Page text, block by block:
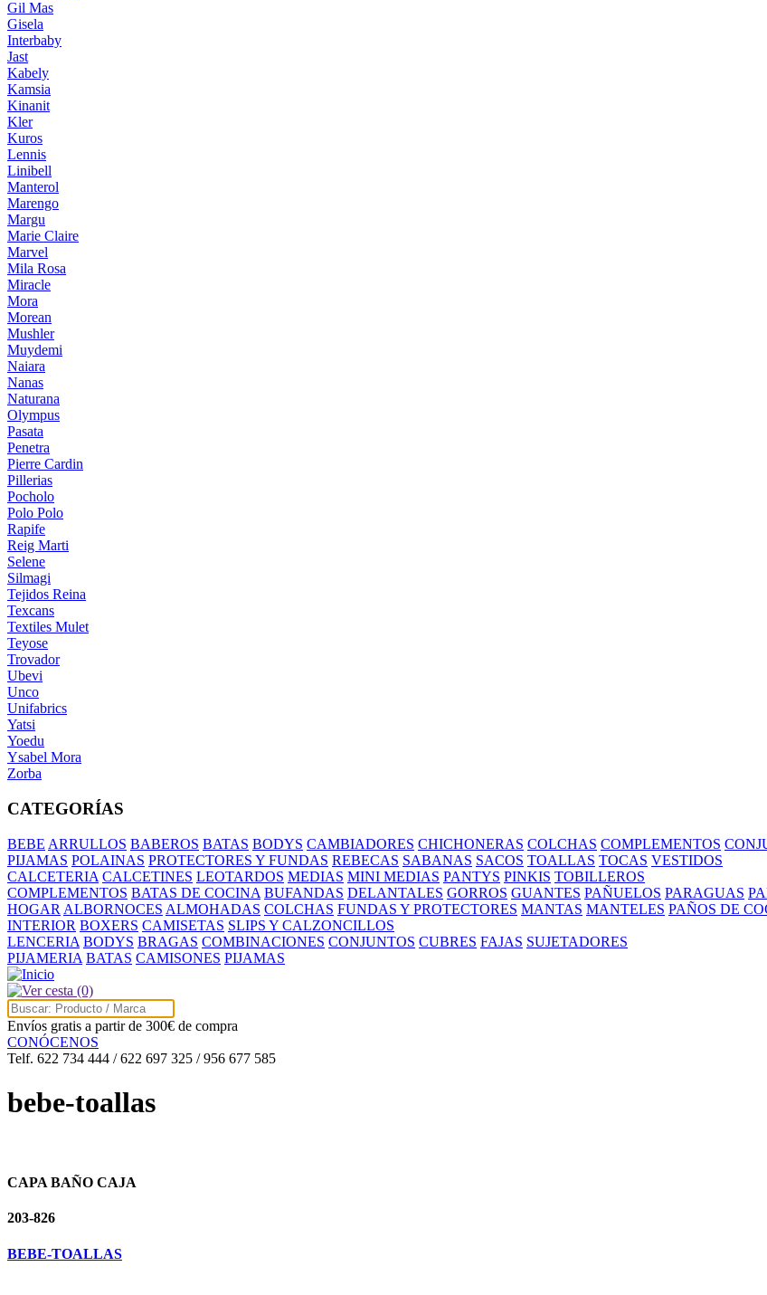
Gil Mas
Gisela
Interbaby
Jast
Kabely
Kamsia
Kinanit
Kler
Kuros
Lennis
Linibell
Manterol
Marengo
Margu
Marie Claire
Marvel
Mila Rosa
Miracle
Mora
Morean
Mushler
Muydemi
Naiara
Nanas
Naturana
Olympus
Pasata
Penetra
Pierre Cardin
Pillerias
Pocholo
Polo Polo
Rapife
Reig Marti
Selene
Silmagi
Tejidos Reina
Texcans
Textiles Mulet
Teyose
Trovador
Ubevi
Unco
Unifabrics
Yatsi
Yoedu
Ysabel Mora
Zorba
CATEGORÍAS
BEBE ARRULLOS BABEROS BATAS BODYS CAMBIADORES CHICHONERAS COLCHAS COMPLEMENTOS
PIJAMAS POLAINAS PROTECTORES Y FUNDAS REBECAS SABANAS SACOS TOALLAS TOCAS VESTIDOS
CALCETERIA CALCETINES LEOTARDOS MEDIAS MINI MEDIAS PANTYS PINKIS TOBILLEROS
COMPLEMENTOS BATAS DE COCINA BUFANDAS DELANTALES GORROS GUANTES PAÑUELOS PARAGUAS
HOGAR ALBORNOCES ALMOHADAS COLCHAS FUNDAS Y PROTECTORES MANTAS MANTELES PAÑOS DE
INTERIOR BOXERS CAMISETAS SLIPS Y CALZONCILLOS
LENCERIA BODYS BRAGAS COMBINACIONES CONJUNTOS CUBRES FAJAS SUJETADORES
PIJAMERIA BATAS CAMISONES PIJAMAS
(0)
Envíos gratis a partir de 300€ de compra
CONÓCENOS
Telf. 622 734 444 / 622 697 325 / 956 677 585
bebe-toallas
CAPA BAÑO CAJA
203-826
BEBE-TOALLAS